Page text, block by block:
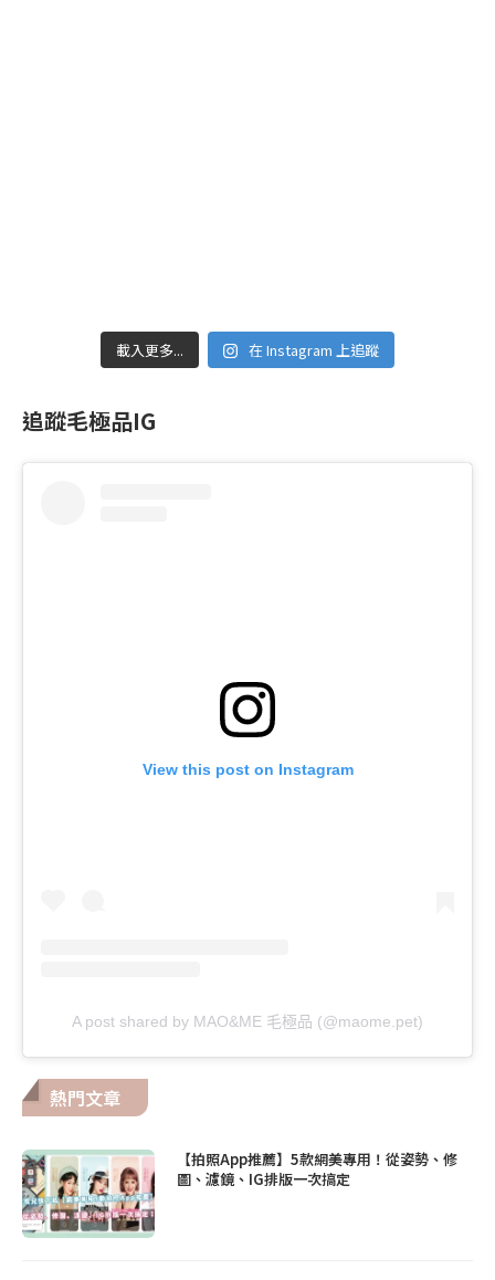
載入更多... 在 Instagram 上追蹤
追蹤毛極品IG
View this post on Instagram
A post shared by MAO&ME 毛極品 (@maome.pet)
熱門文章
【拍照App推薦】5款網美專用！從姿勢、修
圖、濾鏡、IG排版一次搞定